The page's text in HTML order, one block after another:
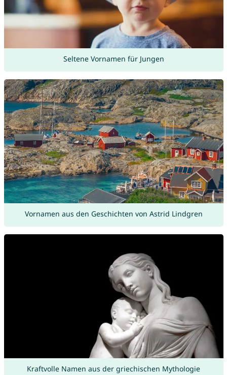
Seltene Vornamen für Jungen
Vornamen aus den Geschichten von Astrid Lindgren
Kraftvolle Namen aus der griechischen Mythologie